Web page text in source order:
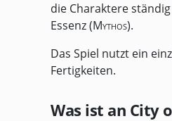
die Charaktere
Essenz (Mythos).
Das Spiel nutzt ein
Fertigkeiten.
Was ist an City